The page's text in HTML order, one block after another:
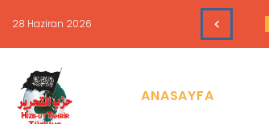
16 Haziran 2026
ANASAYFA